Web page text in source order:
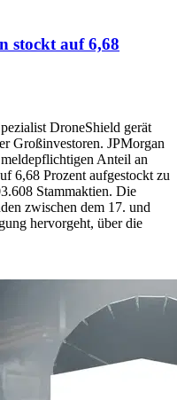
stockt auf 6,68
DroneShield gerät
Großinvestoren. JPMorgan
Anteil an
6,68 Prozent aufgestockt zu
Stammaktien. Die
zwischen dem 17. und
hervorgeht, über die